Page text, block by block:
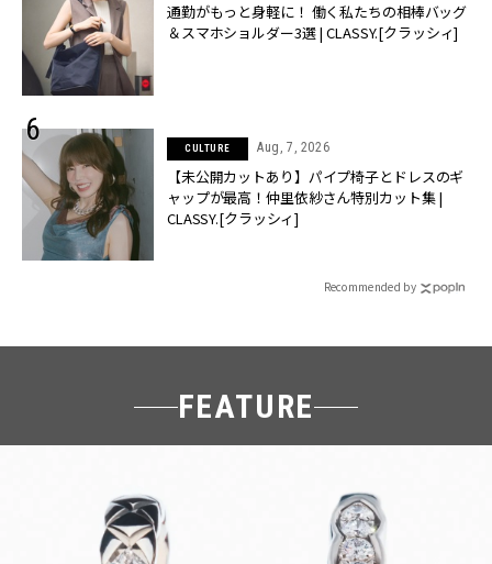
通勤がもっと身軽に！ 働く私たちの相棒バッグ
＆スマホショルダー3選 | CLASSY.[クラッシィ]
CULTURE Aug, 7, 2026
【未公開カットあり】パイプ椅子とドレスのギ
ャップが最高！仲里依紗さん特別カット集 |
CLASSY.[クラッシィ]
Recommended by
FEATURE